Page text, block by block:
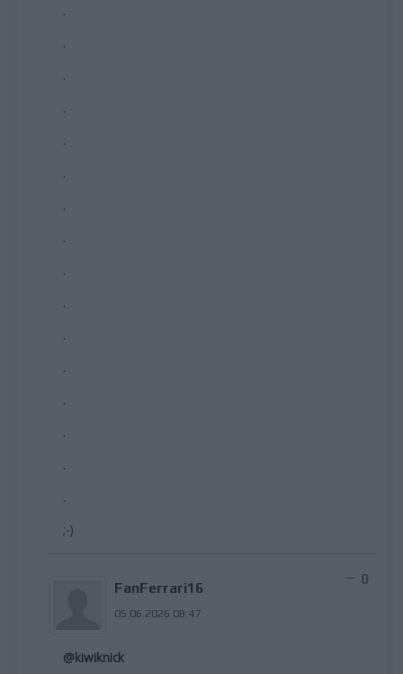
.
.
.
.
.
.
.
.
.
.
.
.
.
.
.
.
;-)
FanFerrari16
05.06.2026 08:47
0
@kiwiknick